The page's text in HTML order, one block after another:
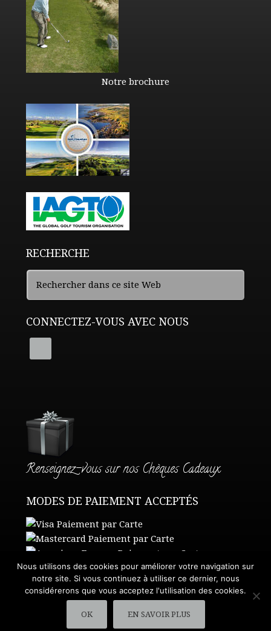
Notre brochure
RECHERCHE
CONNECTEZ-VOUS AVEC NOUS
Renseignez-vous sur nos Chèques Cadeaux
MODES DE PAIEMENT ACCEPTÉS
Conditions de vente•Mentions légales
Nous utilisons des cookies pour améliorer votre navigation sur
notre site. Si vous continuez à utiliser ce dernier, nous
considérerons que vous acceptez l'utilisation des cookies.
OK EN SAVOIR PLUS